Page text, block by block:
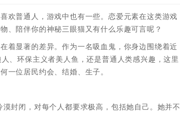
欢普通人，游戏中也有一些。恋爱元素在这类游戏
、陪伴你的神秘三眼猫又有什么乐趣可言呢？
着显著的差异。作为一名吸血鬼，你身边围绕着近
、环保主义者美人鱼，还是普通人类感兴趣，这里
一位居民约会、结婚、生子。
封闭，对每个人都要求极高，包括她自己。她并不